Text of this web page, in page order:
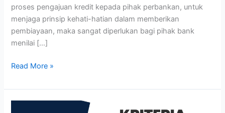
proses pengajuan kredit kepada pihak perbankan, untuk
menjaga prinsip kehati-hatian dalam memberikan
pembiayaan, maka sangat diperlukan bagi pihak bank
menilai […]
Read More »